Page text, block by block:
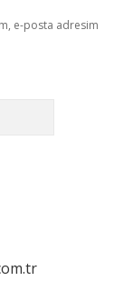
e-posta adresim